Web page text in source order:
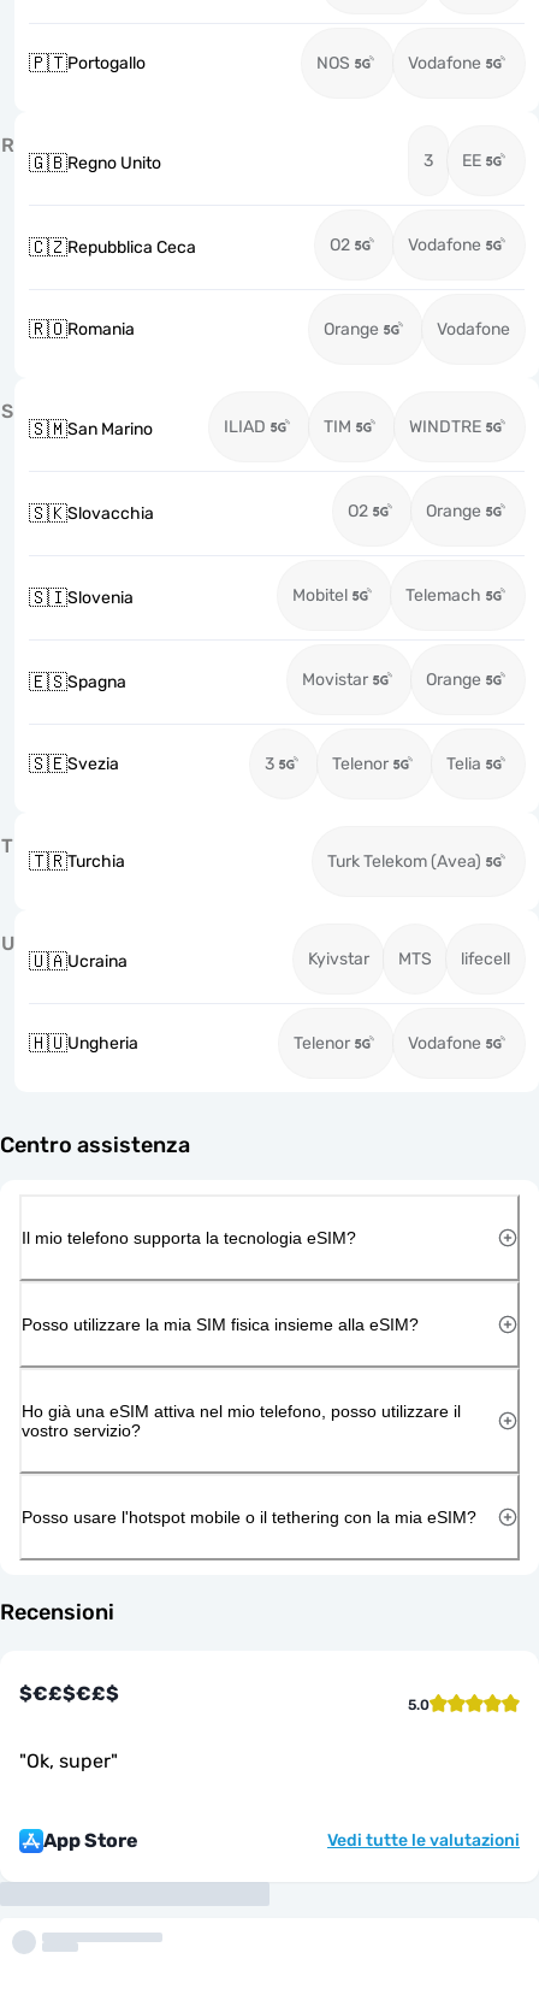
🇵🇹Portogallo NOS Vodafone
R
🇬🇧Regno Unito 3 EE
🇨🇿Repubblica Ceca O2 Vodafone
🇷🇴Romania Orange Vodafone
S
🇸🇲San Marino ILIAD TIM WINDTRE
🇸🇰Slovacchia O2 Orange
🇸🇮Slovenia Mobitel Telemach
🇪🇸Spagna Movistar Orange
🇸🇪Svezia 3 Telenor Telia
T
🇹🇷Turchia Turk Telekom (Avea)
U
🇺🇦Ucraina Kyivstar MTS lifecell
🇭🇺Ungheria Telenor Vodafone
Centro assistenza
Il mio telefono supporta la tecnologia eSIM?
Posso utilizzare la mia SIM fisica insieme alla eSIM?
Ho già una eSIM attiva nel mio telefono, posso utilizzare il
vostro servizio?
Posso usare l'hotspot mobile o il tethering con la mia eSIM?
Recensioni
$€£$€£$ 5.0
"Ok, super"
App Store Vedi tutte le valutazioni